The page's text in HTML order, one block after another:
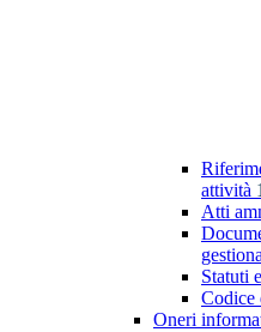
attività
Atti
Statuti
Codice
Oneri